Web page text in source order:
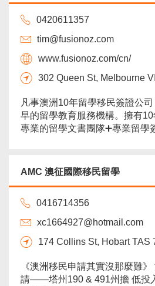
0420611357
tim@fusionoz.com
www.fusionoz.com/cn/
302 Queen St, Melbourne
凡事澳洲10年留學移民簽證公
早的留學教育服務機構。擁有10
專業的留學文書團隊➕專業留學
詢：189獨立技術移民，491偏
配偶移民，僱主擔保。總部位於
AMC 澳征國際移民留學
0416714356
xc1664927@hotmail.com
174 Collins St, Hobart TAS
《澳洲移民申請其實沒那麼難
請——塔州190 & 491州擔 低投